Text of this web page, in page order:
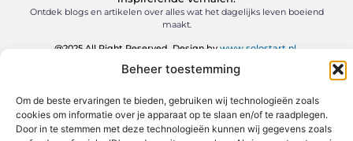
Beheer toestemming
Om de beste ervaringen te bieden, gebruiken wij technologieën zoals
cookies om informatie over je apparaat op te slaan en/of te raadplegen.
Door in te stemmen met deze technologieën kunnen wij gegevens zoals
Ontdek blogs en artikelen over alles wat het dagelijks leven boeiend
maakt.
@2025 All Right Reserved. Design bywww.solostart.nl.